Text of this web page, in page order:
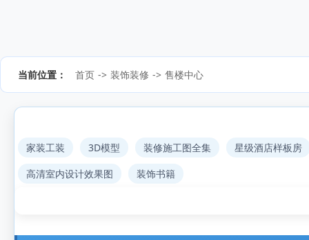
当前位置： 首页 -> 装饰装修 -> 售楼中心
家装工装 3D模型 装修施工图全集
星级酒店样板房
高清室内设计效果图
装饰书籍